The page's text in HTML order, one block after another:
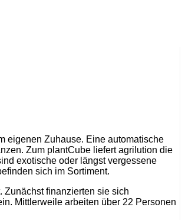
eigenen Zuhause. Eine automatische
Zum plantCube liefert agrilution die
exotische oder längst vergessene
sich im Sortiment.
Zunächst finanzierten sie sich
Mittlerweile arbeiten über 22 Personen